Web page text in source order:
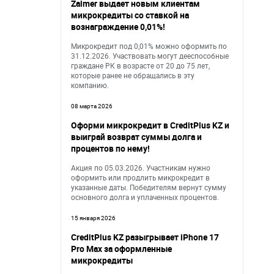
Zaimer выдает новым клиентам
микрокредиты со ставкой на
вознаграждение 0,01%!
Микрокредит под 0,01% можно оформить по
31.12.2026. Участвовать могут дееспособные
граждане РК в возрасте от 20 до 75 лет,
которые ранее не обращались в эту
компанию.
08 марта 2026
Оформи микрокредит в CreditPlus KZ и
выиграй возврат суммы долга и
процентов по нему!
Акция по 05.03.2026. Участникам нужно
оформить или продлить микрокредит в
указанные даты. Победителям вернут сумму
основного долга и уплаченных процентов.
15 января 2026
CreditPlus KZ разыгрывает iPhone 17
Pro Max за оформленные
микрокредиты